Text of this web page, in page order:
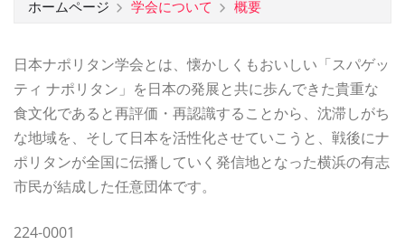
ホームページ 学会について 概要
日本ナポリタン学会とは、懐かしくもおいしい「スパゲッ
ティ ナポリタン」を日本の発展と共に歩んできた貴重な
食文化であると再評価・再認識することから、沈滞しがち
な地域を、そして日本を活性化させていこうと、戦後にナ
ポリタンが全国に伝播していく発信地となった横浜の有志
市民が結成した任意団体です。
224-0001